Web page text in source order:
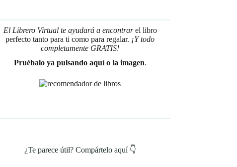
El Librero Virtual te ayudará a encontrarel libro
perfecto tanto para ti como para regalar. ¡Y todo
completamente GRATIS!
Pruébalo ya pulsando aquí o la imagen.
¿Te parece útil? Compártelo aquí 👇